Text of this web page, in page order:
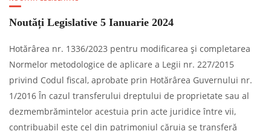
Noutăți Legislative 5 Ianuarie 2024
Hotărârea nr. 1336/2023 pentru modificarea şi completarea
Normelor metodologice de aplicare a Legii nr. 227/2015
privind Codul fiscal, aprobate prin Hotărârea Guvernului nr.
1/2016 În cazul transferului dreptului de proprietate sau al
dezmembrămintelor acestuia prin acte juridice între vii,
contribuabil este cel din patrimoniul căruia se transferă